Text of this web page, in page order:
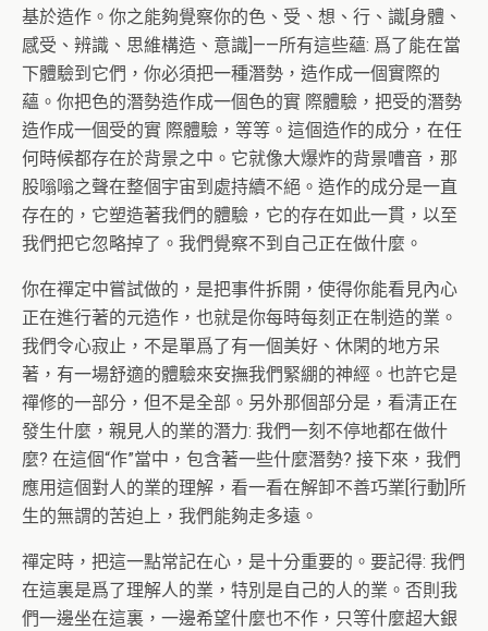
基於造作。你之能夠覺察你的色、受、想、行、識[身體、
感受、辨識、思維構造、意識]——所有這些蘊: 爲了能在當
下體驗到它們，你必須把一種潛勢，造作成一個實際的
蘊。你把色的潛勢造作成一個色的實 際體驗，把受的潛勢
造作成一個受的實 際體驗，等等。這個造作的成分，在任
何時候都存在於背景之中。它就像大爆炸的背景嘈音，那
股嗡嗡之聲在整個宇宙到處持續不絕。造作的成分是一直
存在的，它塑造著我們的體驗，它的存在如此一貫，以至
我們把它忽略掉了。我們覺察不到自己正在做什麼。
你在禪定中嘗試做的，是把事件拆開，使得你能看見內心
正在進行著的元造作，也就是你每時每刻正在制造的業。
我們令心寂止，不是單爲了有一個美好、休閑的地方呆
著，有一場舒適的體驗來安撫我們緊綳的神經。也許它是
禪修的一部分，但不是全部。另外那個部分是，看清正在
發生什麼，親見人的業的潛力: 我們一刻不停地都在做什
麼? 在這個“作”當中，包含著一些什麼潛勢? 接下來，我們
應用這個對人的業的理解，看一看在解卸不善巧業[行動]所
生的無謂的苦迫上，我們能夠走多遠。
禪定時，把這一點常記在心，是十分重要的。要記得: 我們
在這裏是爲了理解人的業，特別是自己的人的業。否則我
們一邊坐在這裏，一邊希望什麼也不作，只等什麼超大銀